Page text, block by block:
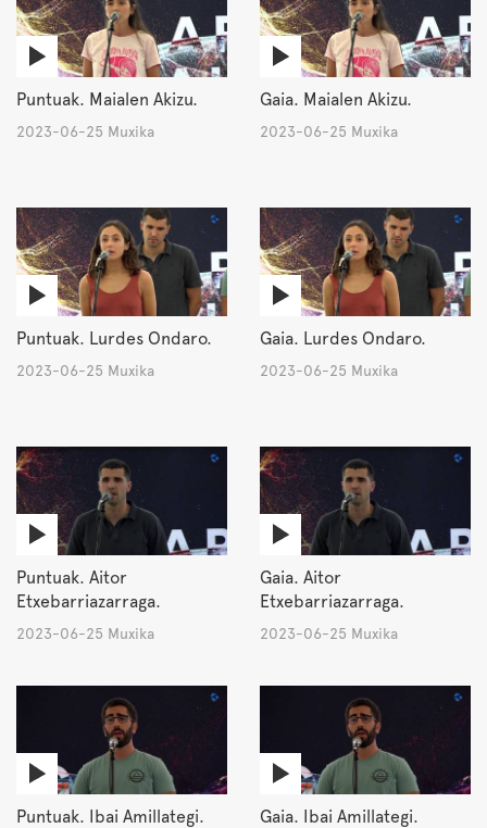
Puntuak. Maialen Akizu.
2023-06-25 Muxika
Gaia. Maialen Akizu.
2023-06-25 Muxika
Puntuak. Lurdes Ondaro.
2023-06-25 Muxika
Gaia. Lurdes Ondaro.
2023-06-25 Muxika
Puntuak. Aitor
Etxebarriazarraga.
2023-06-25 Muxika
Gaia. Aitor
Etxebarriazarraga.
2023-06-25 Muxika
Puntuak. Ibai Amillategi. Gaia. Ibai Amillategi.